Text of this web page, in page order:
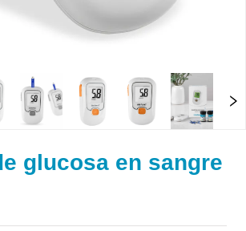
glucosa en sangre